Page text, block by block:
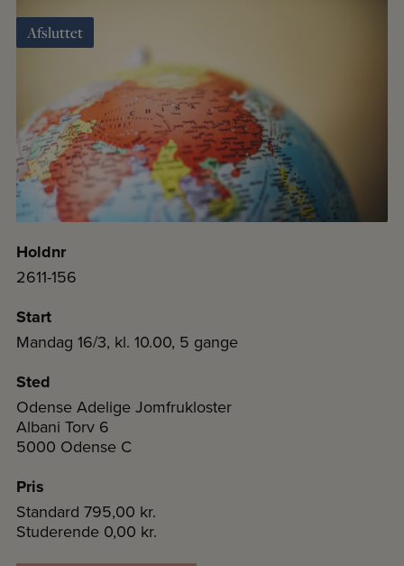
Afsluttet
Holdnr
2611-156
Start
Mandag 16/3, kl. 10.00, 5 gange
Sted
Odense Adelige Jomfrukloster
Albani Torv 6
5000 Odense C
Pris
Standard 795,00 kr.
Studerende 0,00 kr.